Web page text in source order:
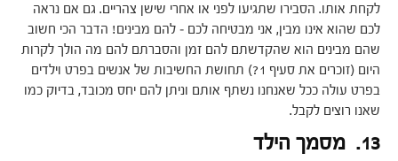
לקחת אותו. הסבירו שתגיעו לפני או אחרי שישן צהריים. גם אם נראה
לכם שהוא אינו מבין, אני מבטיחה לכם – להם מבינים! הדבר הכי חשוב
שהם מבינים הוא שהקדשתם להם זמן והסברתם להם מה הולך לקרות
היום (זוכרים את סעיף 1?) תחושת החשיבות של אנשים בפרט וילדים
בפרט עולה ככל שאנחנו נשתף אותם וניתן להם יחס מכובד, בדיוק כמו
שאנו רוצים לקבל.
13. מסמך הילד